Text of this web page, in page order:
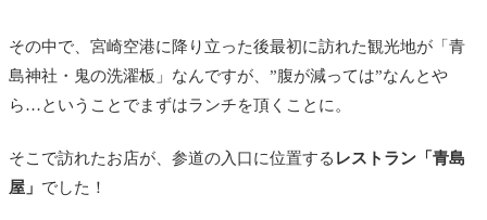
その中で、宮崎空港に降り立った後最初に訪れた観光地が「青
島神社・鬼の洗濯板」なんですが、”腹が減っては”なんとや
ら…ということでまずはランチを頂くことに。
そこで訪れたお店が、参道の入口に位置する レストラン「青島
屋」 でした！